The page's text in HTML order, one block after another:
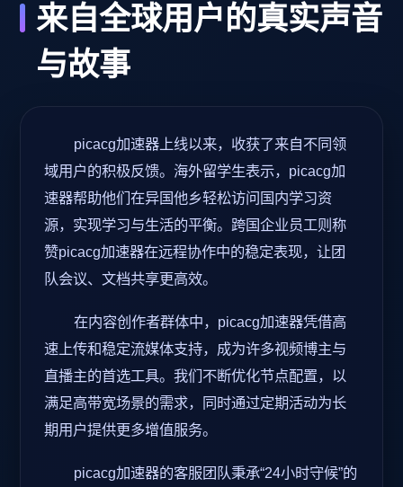
来自全球用户的真实声音
与故事
picacg加速器上线以来，收获了来自不同领
域用户的积极反馈。海外留学生表示，picacg加
速器帮助他们在异国他乡轻松访问国内学习资
源，实现学习与生活的平衡。跨国企业员工则称
赞picacg加速器在远程协作中的稳定表现，让团
队会议、文档共享更高效。
在内容创作者群体中，picacg加速器凭借高
速上传和稳定流媒体支持，成为许多视频博主与
直播主的首选工具。我们不断优化节点配置，以
满足高带宽场景的需求，同时通过定期活动为长
期用户提供更多增值服务。
picacg加速器的客服团队秉承“24小时守候”的